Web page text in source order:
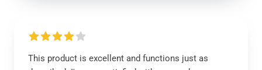
This product is excellent and functions just as